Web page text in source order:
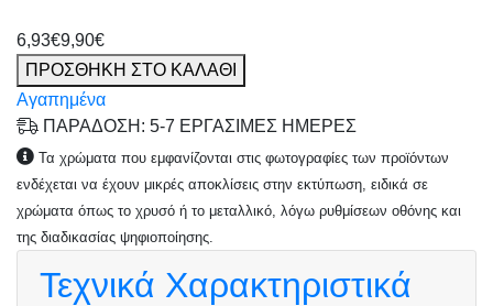
6,93€9,90€
ΠΡΟΣΘΗΚΗ ΣΤΟ ΚΑΛΑΘΙ
Αγαπημένα
ΠΑΡΑΔΟΣΗ: 5-7 ΕΡΓΑΣΙΜΕΣ ΗΜΕΡΕΣ
Τα χρώματα που εμφανίζονται στις φωτογραφίες των προϊόντων
ενδέχεται να έχουν μικρές αποκλίσεις στην εκτύπωση, ειδικά σε
χρώματα όπως το χρυσό ή το μεταλλικό, λόγω ρυθμίσεων οθόνης και
της διαδικασίας ψηφιοποίησης.
Τεχνικά Χαρακτηριστικά